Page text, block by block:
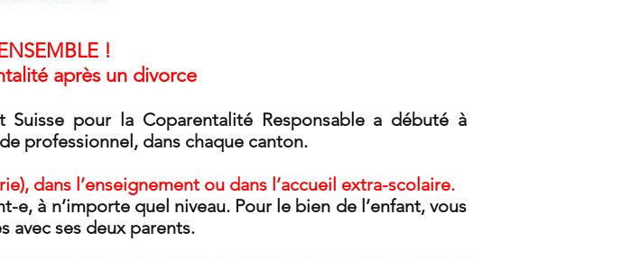
!
après un divorce
Suisse pour la Coparentalité Responsable a débuté à
professionnel, dans chaque canton.
dans l’enseignement ou dans l’accueil extra-scolaire.
à n’importe quel niveau. Pour le bien de l’enfant, vous
avec ses deux parents.